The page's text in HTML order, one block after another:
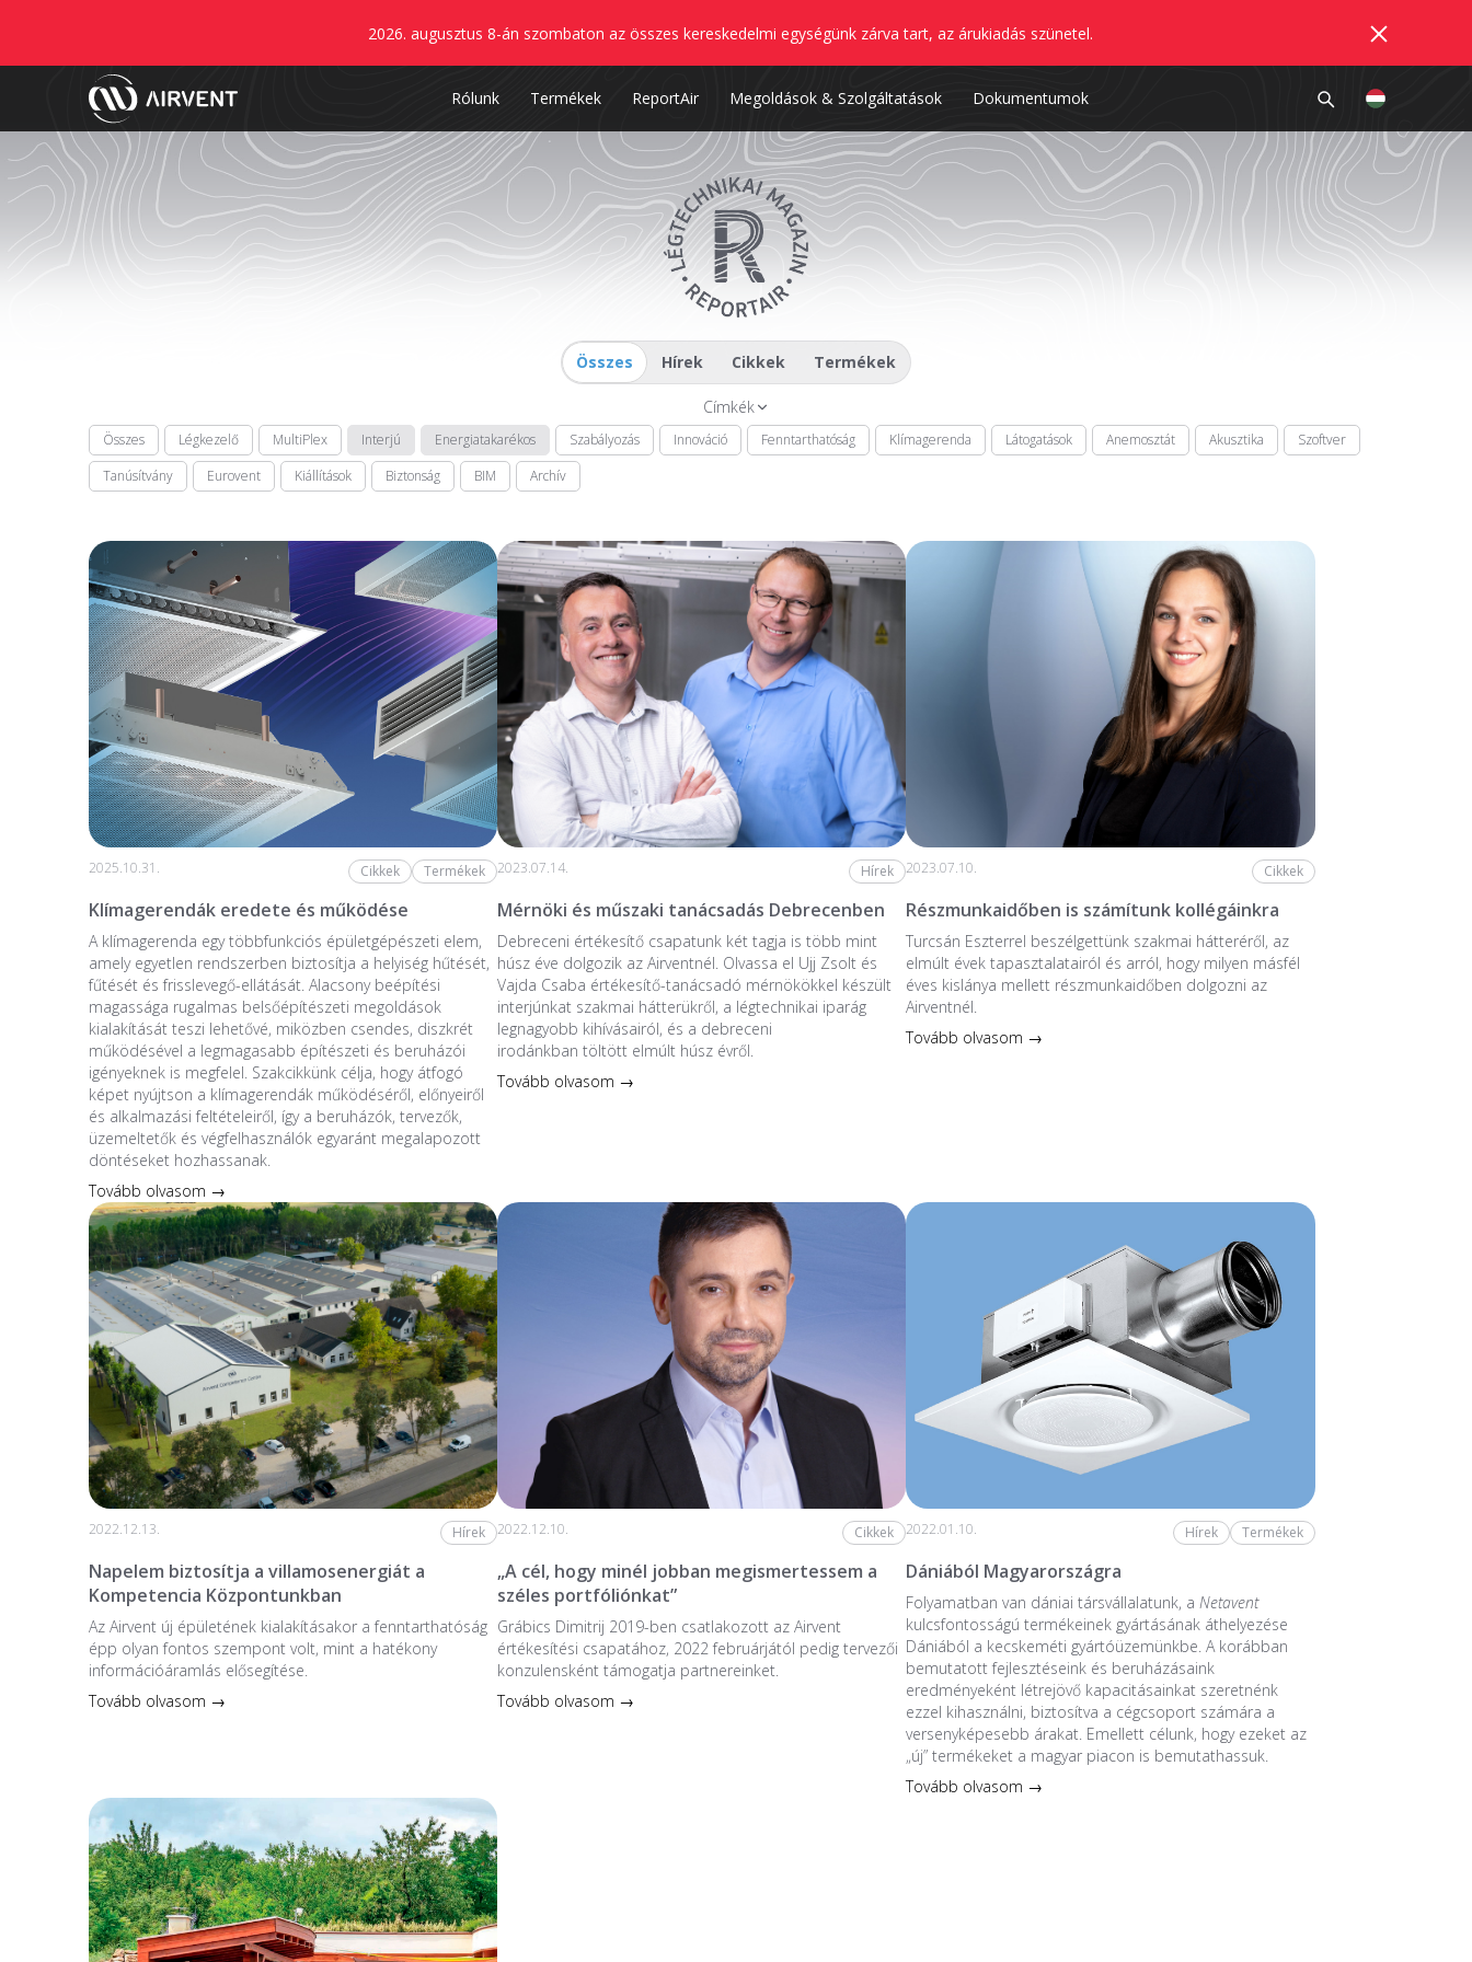
2026. augusztus 8-án szombaton az összes kereskedelmi egységünk zárva tart, az árukiadás szünetel.
Rólunk Termékek ReportAir Megoldások & Szolgáltatások Dokumentumok
Összes Hírek Cikkek Termékek
Címkék
Összes Légkezelő MultiPlex Interjú Energiatakarékos Szabályozás Innováció Fenntarthatóság Klímagerenda Látogatások Anemosztát Akusztika
Szoftver
Tanúsítvány
Eurovent Kiállítások Biztonság BIM Archív
2025.10.31. Cikkek Termékek
Klímagerendák eredete és működése
A klímagerenda egy többfunkciós épületgépészeti elem,
amely egyetlen rendszerben biztosítja a helyiség hűtését,
fűtését és frisslevegő-ellátását. Alacsony beépítési
magassága rugalmas belsőépítészeti megoldások
kialakítását teszi lehetővé, miközben csendes, diszkrét
működésével a legmagasabb építészeti és beruházói
igényeknek is megfelel. Szakcikkünk célja, hogy átfogó
képet nyújtson a klímagerendák működéséről, előnyeiről
és alkalmazási feltételeiről, így a beruházók, tervezők,
üzemeltetők és végfelhasználók egyaránt megalapozott
döntéseket hozhassanak.
Tovább olvasom →
2023.07.14. Hírek
Mérnöki és műszaki tanácsadás Debrecenben
Debreceni értékesítő csapatunk két tagja is több mint
húsz éve dolgozik az Airventnél. Olvassa el Ujj Zsolt és
Vajda Csaba értékesítő-tanácsadó mérnökökkel készült
interjúnkat szakmai hátterükről, a légtechnikai iparág
legnagyobb kihívásairól, és a debreceni
irodánkban töltött elmúlt húsz évről.
Tovább olvasom →
2023.07.10. Cikkek
Részmunkaidőben is számítunk kollégáinkra
Turcsán Eszterrel beszélgettünk szakmai hátteréről, az
elmúlt évek tapasztalatairól és arról, hogy milyen másfél
éves kislánya mellett részmunkaidőben dolgozni az
Airventnél.
Tovább olvasom →
2022.12.13. Hírek
Napelem biztosítja a villamosenergiát a
Kompetencia Központunkban
Az Airvent új épületének kialakításakor a fenntarthatóság
épp olyan fontos szempont volt, mint a hatékony
információáramlás elősegítése.
Tovább olvasom →
2022.12.10. Cikkek
„A cél, hogy minél jobban megismertessem a
széles portfóliónkat”
Grábics Dimitrij 2019-ben csatlakozott az Airvent
értékesítési csapatához, 2022 februárjától pedig tervezői
konzulensként támogatja partnereinket.
Tovább olvasom →
2022.01.10. Hírek Termékek
Dániából Magyarországra
Folyamatban van dániai társvállalatunk, aNetavent
kulcsfontosságú termékeinek gyártásának áthelyezése
Dániából a kecskeméti gyártóüzemünkbe. A korábban
bemutatott fejlesztéseink és beruházásaink
eredményeként létrejövő kapacitásainkat szeretnénk
ezzel kihasználni, biztosítva a cégcsoport számára a
versenyképesebb árakat. Emellett célunk, hogy ezeket az
„új” termékeket a magyar piacon is bemutathassuk.
Tovább olvasom →